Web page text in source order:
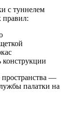
с туннелем
правил:
конструкции
—
палатки на